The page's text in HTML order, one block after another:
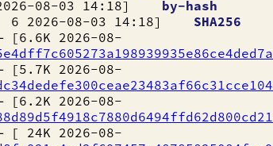
08-03 14:18] by-hash
08-03 14:18] SHA256
2026-08-
2026-08-
2026-08-
2026-08-